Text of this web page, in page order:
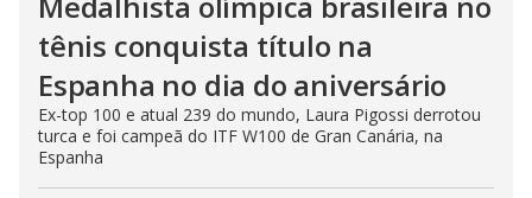
tênis conquista título na
Espanha no dia do aniversário
Ex-top 100 e atual 239 do mundo, Laura Pigossi derrotou
turca e foi campeã do ITF W100 de Gran Canária, na
Espanha